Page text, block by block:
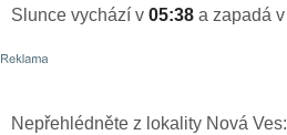
Slunce vychází v 05:38 a zapadá v
Nepřehlédněte z lokality Nová Ves: